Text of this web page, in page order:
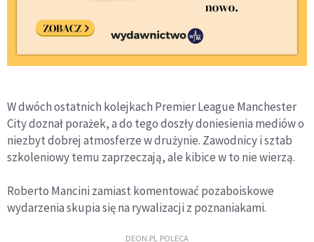
W dwóch ostatnich kolejkach Premier League Manchester
City doznał porażek, a do tego doszły doniesienia mediów o
niezbyt dobrej atmosferze w drużynie. Zawodnicy i sztab
szkoleniowy temu zaprzeczają, ale kibice w to nie wierzą.
Roberto Mancini zamiast komentować pozaboiskowe
wydarzenia skupia się na rywalizacji z poznaniakami.
DEON.PL POLECA